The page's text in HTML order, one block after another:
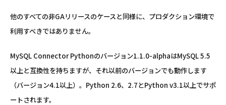
他のすべての非GAリリースのケースと同様に、プロダクション環境で
利用すべきではありません。
MySQL Connector Pythonのバージョン1.1.0-alphaはMySQL 5.5
以上と互換性を持ちますが、それ以前のバージョンでも動作します
（バージョン4.1以上）。Python 2.6、2.7とPython v3.1以上でサポ
ートされます。